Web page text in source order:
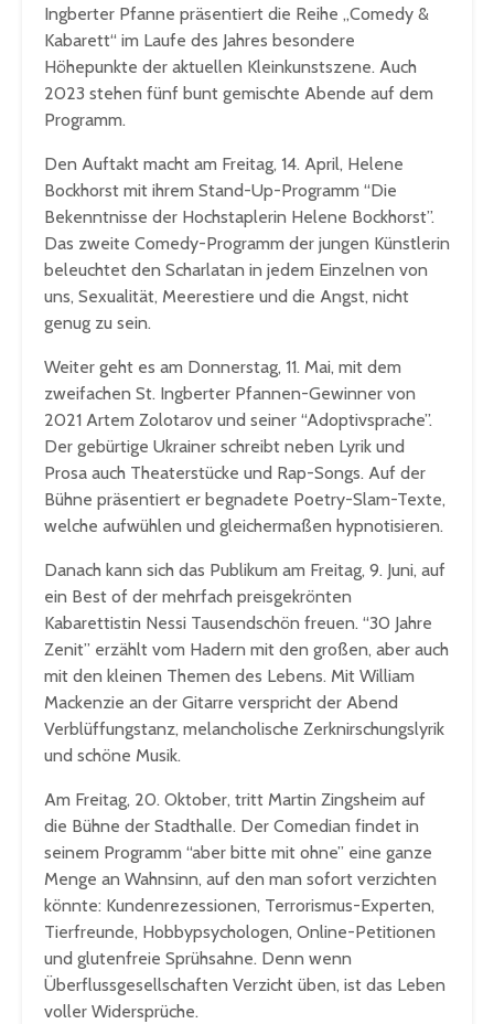
Ingberter Pfanne präsentiert die Reihe „Comedy &
Kabarett“ im Laufe des Jahres besondere
Höhepunkte der aktuellen Kleinkunstszene. Auch
2023 stehen fünf bunt gemischte Abende auf dem
Programm.
Den Auftakt macht am Freitag, 14. April, Helene
Bockhorst mit ihrem Stand-Up-Programm “Die
Bekenntnisse der Hochstaplerin Helene Bockhorst”.
Das zweite Comedy-Programm der jungen Künstlerin
beleuchtet den Scharlatan in jedem Einzelnen von
uns, Sexualität, Meerestiere und die Angst, nicht
genug zu sein.
Weiter geht es am Donnerstag, 11. Mai, mit dem
zweifachen St. Ingberter Pfannen-Gewinner von
2021 Artem Zolotarov und seiner “Adoptivsprache”.
Der gebürtige Ukrainer schreibt neben Lyrik und
Prosa auch Theaterstücke und Rap-Songs. Auf der
Bühne präsentiert er begnadete Poetry-Slam-Texte,
welche aufwühlen und gleichermaßen hypnotisieren.
Danach kann sich das Publikum am Freitag, 9. Juni, auf
ein Best of der mehrfach preisgekrönten
Kabarettistin Nessi Tausendschön freuen. “30 Jahre
Zenit” erzählt vom Hadern mit den großen, aber auch
mit den kleinen Themen des Lebens. Mit William
Mackenzie an der Gitarre verspricht der Abend
Verblüffungstanz, melancholische Zerknirschungslyrik
und schöne Musik.
Am Freitag, 20. Oktober, tritt Martin Zingsheim auf
die Bühne der Stadthalle. Der Comedian findet in
seinem Programm “aber bitte mit ohne” eine ganze
Menge an Wahnsinn, auf den man sofort verzichten
könnte: Kundenrezessionen, Terrorismus-Experten,
Tierfreunde, Hobbypsychologen, Online-Petitionen
und glutenfreie Sprühsahne. Denn wenn
Überflussgesellschaften Verzicht üben, ist das Leben
voller Widersprüche.